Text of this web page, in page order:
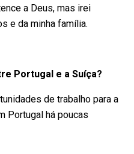
a Deus, mas irei
e da minha família.
Portugal e a Suíça?
de trabalho para a
Portugal há poucas